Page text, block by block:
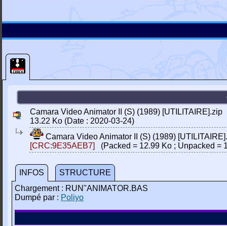
Camara Video Animator II (S) (1989) [UTILITAIRE].zip
13.22 Ko (Date : 2020-03-24)
Camara Video Animator II (S) (1989)
[CRC:9E35AEB7]
(Packed = 12.99 Ko ; Unpacked =
INFOS
STRUCTURE
Chargement : RUN"ANIMATOR.BAS
Dumpé par : Poliyo